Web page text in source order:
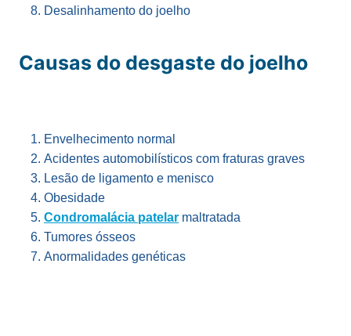
Desalinhamento do joelho
Causas do desgaste do joelho
Envelhecimento normal
Acidentes automobilísticos com fraturas graves
Lesão de ligamento e menisco
Obesidade
Condromalácia patelar maltratada
Tumores ósseos
Anormalidades genéticas